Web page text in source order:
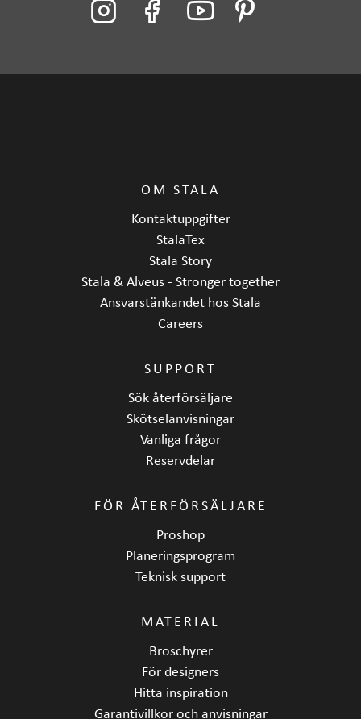
OM STALA
Kontaktuppgifter
StalaTex
Stala Story
Stala & Alveus - Stronger together
Ansvarstänkandet hos Stala
Careers
SUPPORT
Sök återförsäljare
Skötselanvisningar
Vanliga frågor
Reservdelar
FÖR ÅTERFÖRSÄLJARE
Proshop
Planeringsprogram
Teknisk support
MATERIAL
Broschyrer
För designers
Hitta inspiration
Garantivillkor och anvisningar